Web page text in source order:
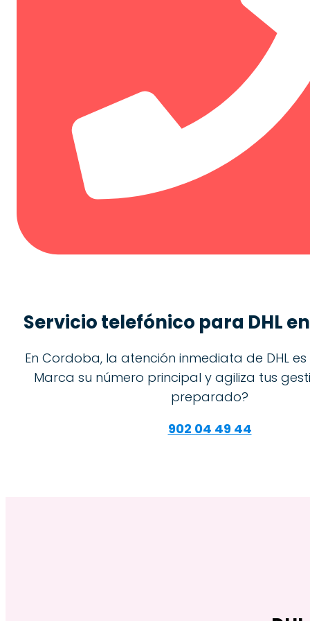
Servicio telefónico para DHL
En Cordoba, la atención inmediata de DHL
Marca su número principal y agiliza tus
preparado?
902 04 49 44